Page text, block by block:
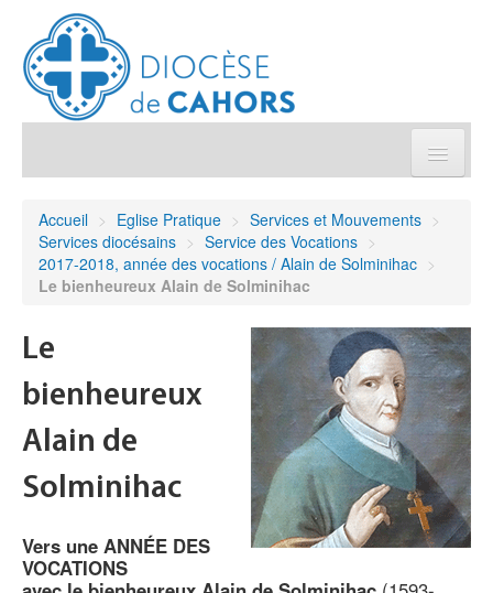
Démarches et sacrements
Agenda diocésain
Je donne
Annuaire/Contact
Accueil > Eglise Pratique > Services et Mouvements >
Services diocésains > Service des Vocations >
2017-2018, année des vocations / Alain de Solminihac >
Le bienheureux Alain de Solminihac
Le
bienheureux
Alain de
Solminihac
Vers une ANNÉE DES
VOCATIONS